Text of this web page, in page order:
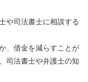
や司法書士に相談する
、借金を減らすことが
司法書士や弁護士の知